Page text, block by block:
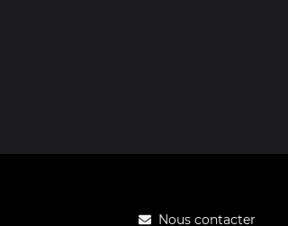
Nous contacter